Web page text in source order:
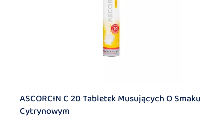
ASCORCIN C 20 Tabletek Musujących O Smaku
Cytrynowym